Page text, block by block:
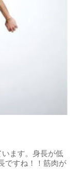
ます。身長が低
ですね！！筋肉が